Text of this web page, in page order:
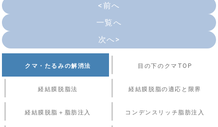
<前へ
一覧へ
次へ>
クマ・たるみの解消法 目の下のクマTOP
経結膜脱脂法 経結膜脱脂の適応と限界
経結膜脱脂＋脂肪注入 コンデンスリッチ脂肪注入